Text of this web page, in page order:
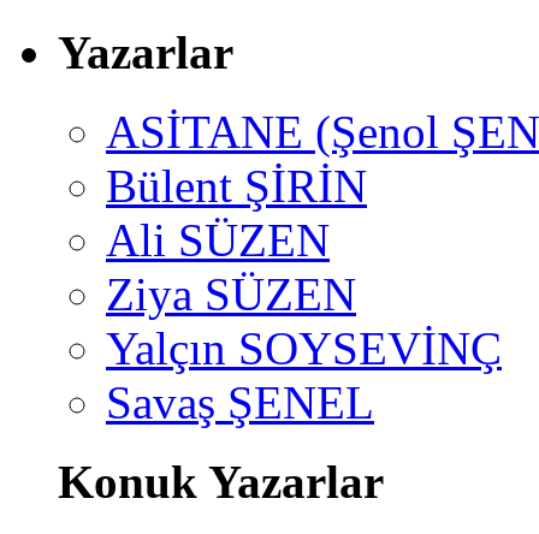
Yazarlar
ASİTANE (Şenol
Bülent ŞİRİN
Ali SÜZEN
Ziya SÜZEN
Yalçın SOYSEVİNÇ
Savaş ŞENEL
Konuk Yazarlar